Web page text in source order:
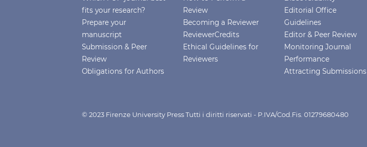
fits your research?
Prepare your
manuscript
Submission & Peer
Review
Obligations for Authors
Review
Becoming a Reviewer
ReviewerCredits
Ethical Guidelines for
Reviewers
Editorial Office
Guidelines
Editor & Peer Review
Monitoring Journal
Performance
Attracting Submissions
© 2023 Firenze University Press Tutti i diritti riservati - P.IVA/Cod.Fis. 01279680480